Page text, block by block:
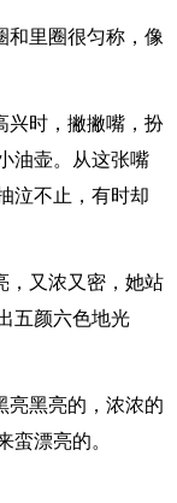
和里圈很匀称，像
兴时，撇撇嘴，扮
油壶。从这张嘴
泣不止，有时却
，又浓又密，她站
五颜六色地光
亮黑亮的，浓浓的
蛮漂亮的。